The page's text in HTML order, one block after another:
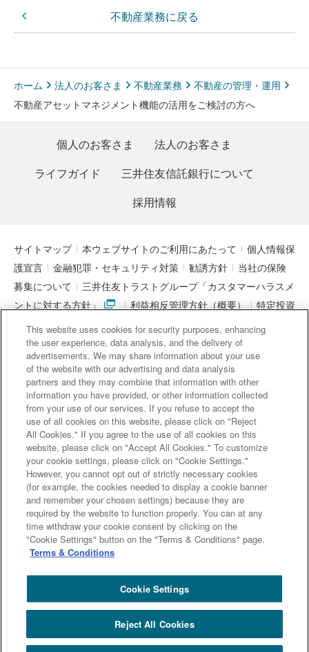
不動産業務に戻る
ホーム 法人のお客さま 不動産業務
不動産の管理・運用
不動産アセットマネジメント機能の活用をご検討の方へ
個人のお客さま
法人のお客さま
ライフガイド
三井住友信託銀行について
採用情報
サイトマップ 本ウェブサイトのご利用にあたって
個人情報保
護宣言
金融犯罪・セキュリティ対策 勧誘方針
当社の保険
募集について
三井住友トラストグループ「カスタマーハラスメ
ントに対する方針」
利益相反管理方針（概要）
特定投資
家制度に関する期限日
電子決済等代行業者との連携について
「マネー・ローンダリング及びテロ資金供与対策に関するガイド
ライン」を踏まえた取り組み
アクセシビリティについて
契約代理業・銀行代理業・外国銀行代理業務について
金銭債権
等と預金等との誤認防止について
三井住友信託銀行株式会社
金融機関コード : 0294
登録金融機関 関東財務局長（登金）第649号
加入協会： 日本証券業協会、一般社団法人 資産運用業協会、
一般社団法人 金融先物取引業協会
This website uses cookies for security purposes, enhancing
the user experience, data analysis, and the delivery of
advertisements. We may share information about your use
of the website with our advertising and data analysis
partners and they may combine that information with other
information you have provided, or other information collected
from your use of our services. If you refuse to accept the
use of all cookies on this website, please click on "Reject
All Cookies." If you agree to the use of all cookies on this
website, please click on "Accept All Cookies." To customize
your cookie settings, please click on "Cookie Settings."
However, you cannot opt out of strictly necessary cookies
(for example, the cookies needed to display a cookie banner
and remember your chosen settings) because they are
required by the website to function properly. You can at any
time withdraw your cookie consent by clicking on the
"Cookie Settings" button on the "Terms & Conditions" page.
Terms & Conditions
Cookie Settings
Reject All Cookies